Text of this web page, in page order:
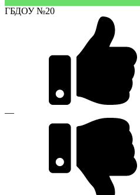
ГБДОУ №20
—